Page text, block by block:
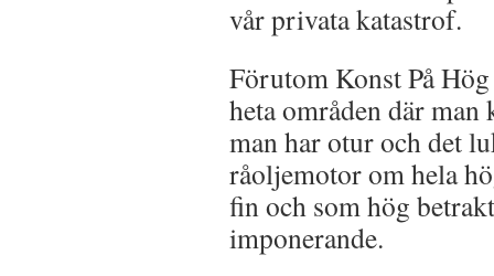
vår privata katastrof.
Förutom Konst På
heta områden där
man har otur och det
råoljemotor om hela
fin och som hög
imponerande.